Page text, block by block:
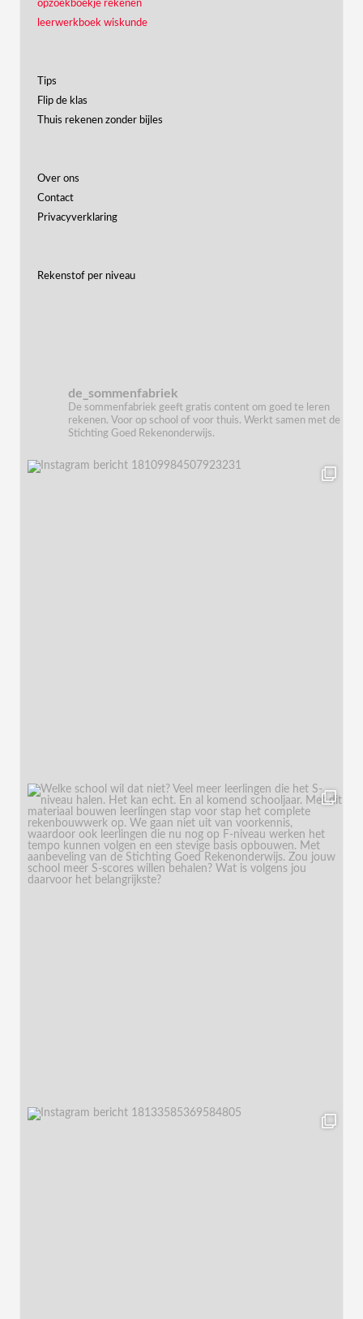
opzoekboekje rekenen
leerwerkboek wiskunde
Tips
Flip de klas
Thuis rekenen zonder bijles
Over ons
Contact
Privacyverklaring
Rekenstof per niveau
de_sommenfabriek
De sommenfabriek geeft gratis content om goed te leren
rekenen. Voor op school of voor thuis. Werkt samen met de
Stichting Goed Rekenonderwijs.